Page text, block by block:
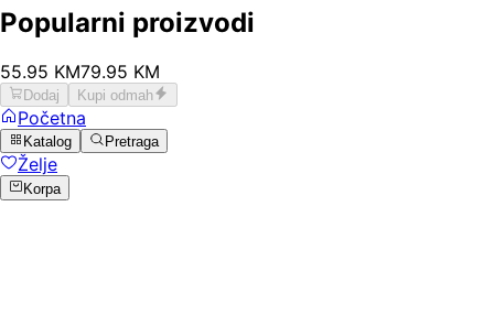
Popularni proizvodi
55.95 KM79.95 KM
Dodaj Kupi odmah
Početna
Katalog Pretraga
Želje
Korpa